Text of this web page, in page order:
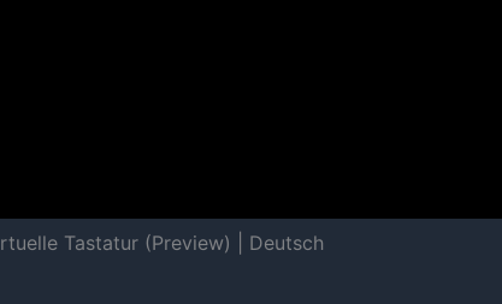
Tastatur (Preview) | Deutsch